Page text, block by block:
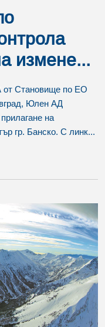
измене...
от Становище по ЕО
Юлен АД
на
гр. Банско. С линк...